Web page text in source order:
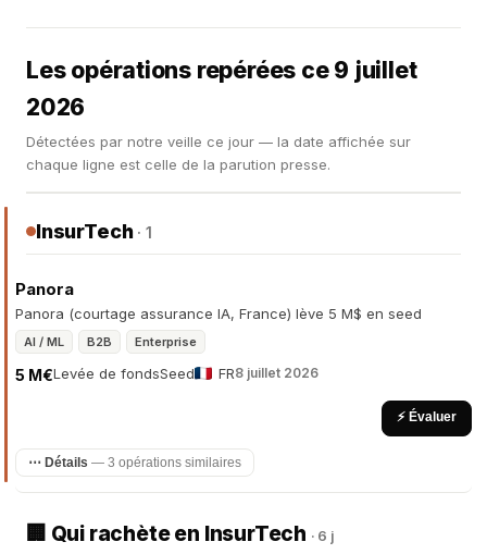
Les opérations repérées ce 9 juillet
2026
Détectées par notre veille ce jour — la date affichée sur
chaque ligne est celle de la parution presse.
InsurTech · 1
Panora
Panora (courtage assurance IA, France) lève 5 M$ en seed
AI / ML B2B Enterprise
Levée de fonds
5 M€ Seed FR8 juillet 2026
⚡ Évaluer
⋯ Détails — 3 opérations similaires
🏢 Qui rachète en InsurTech · 6 j